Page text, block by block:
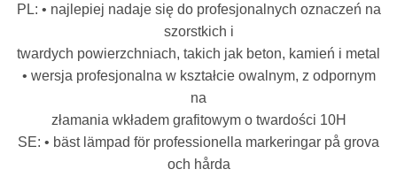
PL: • najlepiej nadaje się do profesjonalnych oznaczeń na
szorstkich i
twardych powierzchniach, takich jak beton, kamień i metal
• wersja profesjonalna w kształcie owalnym, z odpornym
na
złamania wkładem grafitowym o twardości 10H
SE: • bäst lämpad för professionella markeringar på grova
och hårda